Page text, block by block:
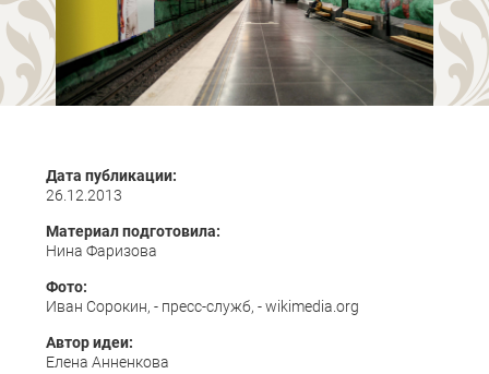
Дата публикации:
26.12.2013
Материал подготовила:
Нина Фаризова
Фото:
Иван Сорокин, - пресс-служб, - wikimedia.org
Автор идеи:
Елена Анненкова